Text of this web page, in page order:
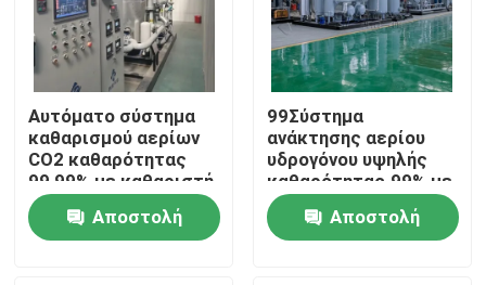
Σπίτι
Προϊόντα
Αυτόματο σύστημα
καθαρισμού αερίων
CO2 καθαρότητας
99,99% με καθαριστή
αερίων
Αποστολή
99Σύστημα
ανάκτησης αερίου
υδρογόνου υψηλής
καθαρότητας.99% με
σύστημα καθαρισμού
PSA
Αποστολή